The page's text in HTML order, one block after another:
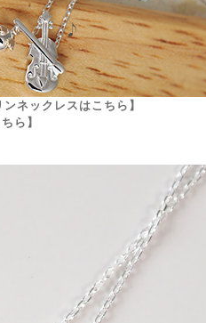
ンネックレスはこちら】
ら】